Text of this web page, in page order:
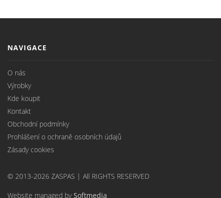
NAVIGACE
O nás
Výrobky
Kde koupit
Kontakt
Obchodní podmínky
Prohlášení o ochraně osobních údajů
Zásady cookies
© 2013-2026 ZASPAS | All RIGHTS RESERVED
Website managed bySoftmedia